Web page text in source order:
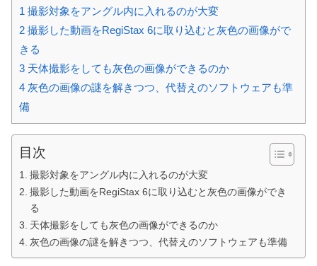
1 撮影対象をアングル内に入れるのが大変
2 撮影した動画をRegiStax 6に取り込むと灰色の画像がで
きる
3 天体撮影をしても灰色の画像ができるのか
4 灰色の画像の謎を解きつつ、代替えのソフトウェアも準
備
目次
撮影対象をアングル内に入れるのが大変
撮影した動画をRegiStax 6に取り込むと灰色の画像ができ
る
天体撮影をしても灰色の画像ができるのか
灰色の画像の謎を解きつつ、代替えのソフトウェアも準備